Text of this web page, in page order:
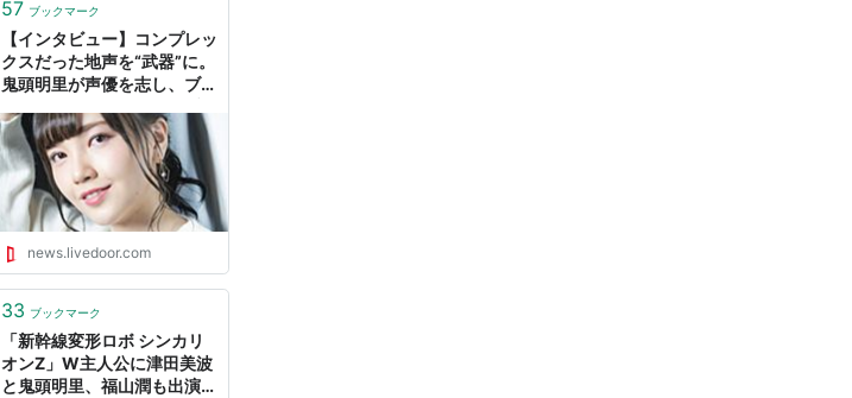
57 ブックマーク
【インタビュー】コンプレッ
クスだった地声を“武器”に。
鬼頭明里が声優を志し、ブレ
アニュース
news.livedoor.com
33 ブックマーク
「新幹線変形ロボ シンカリ
オンZ」W主人公に津田美波
と鬼頭明里、福山潤も出演